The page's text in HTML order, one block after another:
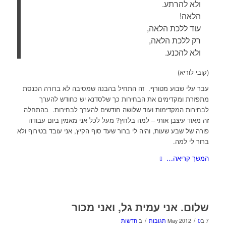
ולא להרתע.
הלאה!
עוד ללכת הלאה,
רק ללכת הלאה,
ולא להכנע.
(קובי לוריא)
עבר עלי שבוע מטורף. זה התחיל בהבנה שמסיבה לא ברורה הכנסת
מתפזרת ומקדימים את הבחירות כך שלסדנא יש כחודש להערך
לבחירות המקדימות ועוד שלושה חודשים להערך לבחירות. בהתחלה
זה מאוד עיצבן אותי – למה בלחץ? מעל לכל אני מאמין ביום עבודה
פורה של שבע שעות, והיה לי ברור שעד סוף הקיץ, אני עובד בטירוף ולא
ברור לי למה.
המשך קריאה…
שלום. אני עמית גל, ואני מכור
7 בMay 2012 / 0 תגובות / ב חדשות